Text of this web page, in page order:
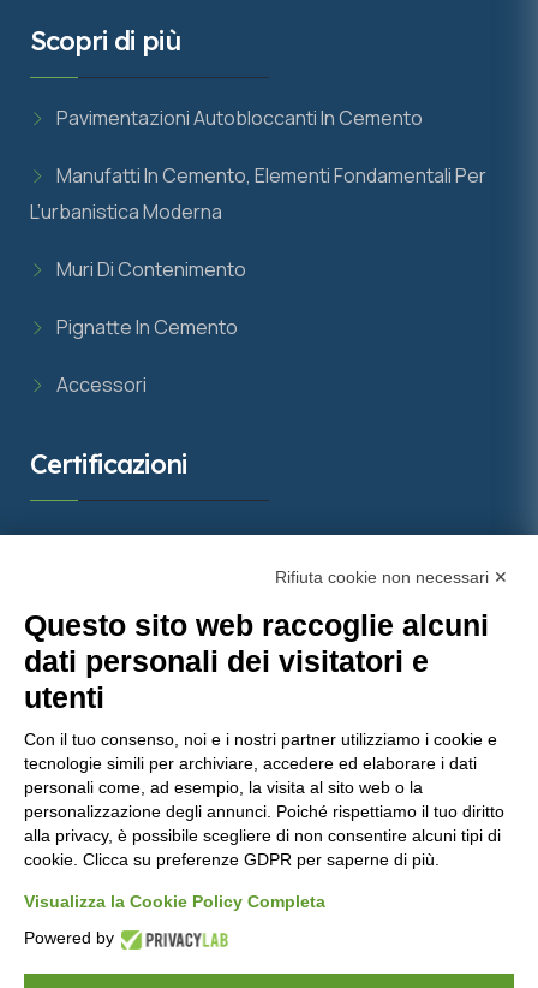
Scopri di più
Pavimentazioni Autobloccanti In Cemento
Manufatti In Cemento, Elementi Fondamentali Per
L’urbanistica Moderna
Muri Di Contenimento
Pignatte In Cemento
Accessori
Certificazioni
Molinaro Manufattipunta sulla qualità certificata, con
importanti attestazioni che garantiscono prodotti e
servizi all’avanguardia nel settore del calcestruzzo.
Rifiuta cookie non necessari ✕
Questo sito web raccoglie alcuni
dati personali dei visitatori e
utenti
Con il tuo consenso, noi e i nostri partner utilizziamo i cookie e
tecnologie simili per archiviare, accedere ed elaborare i dati
personali come, ad esempio, la visita al sito web o la
personalizzazione degli annunci. Poiché rispettiamo il tuo diritto
alla privacy, è possibile scegliere di non consentire alcuni tipi di
cookie. Clicca su preferenze GDPR per saperne di più.
Visualizza la Cookie Policy Completa
Powered by